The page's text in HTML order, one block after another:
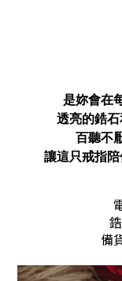
是妳會在
透亮的鋯
百聽不
讓這只戒指
備